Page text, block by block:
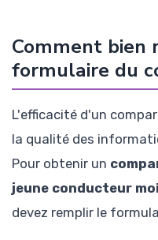
Comment bien
formulaire du
L'efficacité d'un
la qualité des
Pour obtenir un
jeune conducteur
devez remplir le